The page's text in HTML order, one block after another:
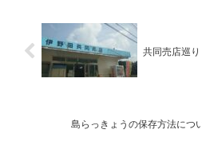
共同売店巡り
島らっきょうの保存方法につ